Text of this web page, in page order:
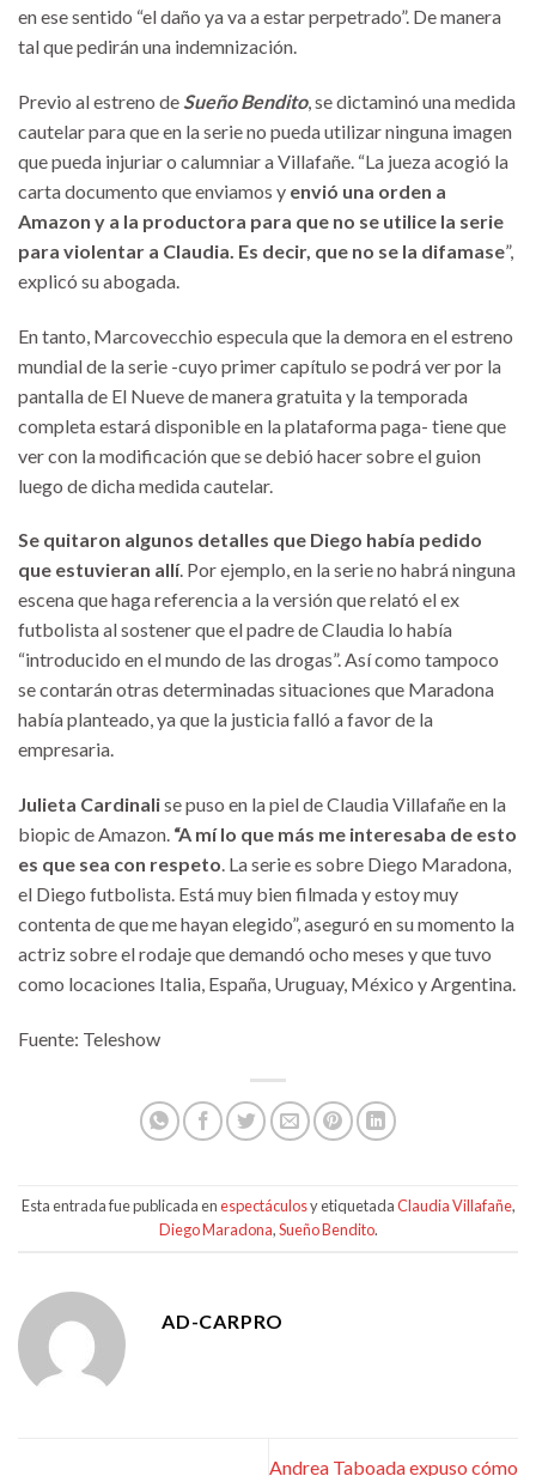
en ese sentido “el daño ya va a estar perpetrado”. De manera
tal que pedirán una indemnización.
Previo al estreno deSueño Bendito, se dictaminó una medida
cautelar para que en la serie no pueda utilizar ninguna imagen
que pueda injuriar o calumniar a Villafañe. “La jueza acogió la
carta documento que enviamos y envió una orden a
Amazon y a la productora para que no se utilice la serie
para violentar a Claudia. Es decir, que no se la difamase”,
explicó su abogada.
En tanto, Marcovecchio especula que la demora en el estreno
mundial de la serie -cuyo primer capítulo se podrá ver por la
pantalla de El Nueve de manera gratuita y la temporada
completa estará disponible en la plataforma paga- tiene que
ver con la modificación que se debió hacer sobre el guion
luego de dicha medida cautelar.
Se quitaron algunos detalles que Diego había pedido
que estuvieran allí. Por ejemplo, en la serie no habrá ninguna
escena que haga referencia a la versión que relató el ex
futbolista al sostener que el padre de Claudia lo había
“introducido en el mundo de las drogas”. Así como tampoco
se contarán otras determinadas situaciones que Maradona
había planteado, ya que la justicia falló a favor de la
empresaria.
Julieta Cardinalise puso en la piel de Claudia Villafañe en la
biopic de Amazon. “A mí lo que más me interesaba de esto
es que sea con respeto. La serie es sobre Diego Maradona,
el Diego futbolista. Está muy bien filmada y estoy muy
contenta de que me hayan elegido”, aseguró en su momento la
actriz sobre el rodaje que demandó ocho meses y que tuvo
como locaciones Italia, España, Uruguay, México y Argentina.
Fuente: Teleshow
Esta entrada fue publicada enespectáculosy etiquetadaClaudia Villafañe,
Diego Maradona,Sueño Bendito.
AD-CARPRO
Andrea Taboada expuso cómo